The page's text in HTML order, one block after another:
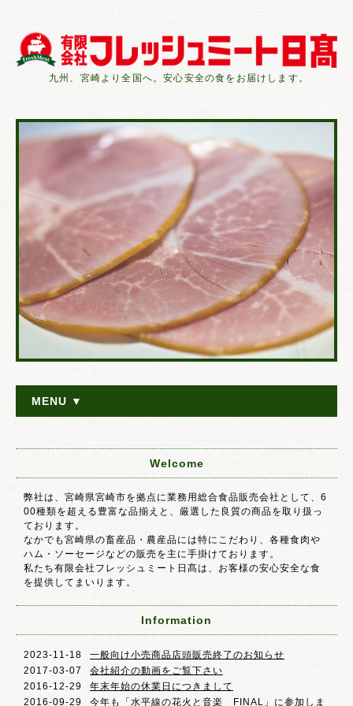
九州、宮崎より全国へ。安心安全の食をお届けします。
MENU ▼
Welcome
弊社は、宮崎県宮崎市を拠点に業務用総合食品販売会社として、6
00種類を超える豊富な品揃えと、厳選した良質の商品を取り扱っ
ております。
なかでも宮崎県の畜産品・農産品には特にこだわり、各種食肉や
ハム・ソーセージなどの販売を主に手掛けております。
私たち有限会社フレッシュミート日髙は、お客様の安心安全な食
を提供してまいります。
Information
2023-11-18
一般向け小売商品店頭販売終了のお知らせ
2017-03-07
会社紹介の動画をご覧下さい
2016-12-29
年末年始の休業日につきまして
2016-09-29
今年も「水平線の花火と音楽 FINAL」に参加しま